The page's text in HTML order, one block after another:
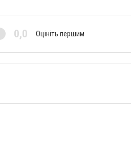
0,0 Оцініть першим